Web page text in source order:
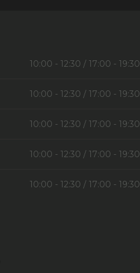
10:00 - 12:30 / 17:00 - 19:30
10:00 - 12:30 / 17:00 - 19:30
10:00 - 12:30 / 17:00 - 19:30
10:00 - 12:30 / 17:00 - 19:30
10:00 - 12:30 / 17:00 - 19:30